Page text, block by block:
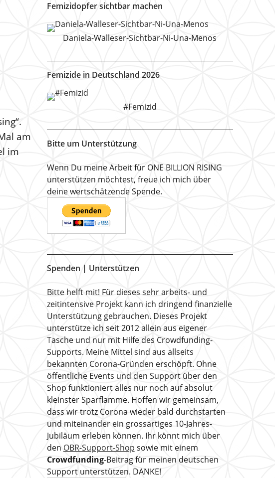
am
im
Femizidopfer sichtbar machen
Daniela-Walleser-Sichtbar-Ni-Una-Menos
Femizide in Deutschland 2026
#Femizid
Bitte um Unterstützung
Wenn Du meine Arbeit für ONE BILLION RISING
unterstützen möchtest, freue ich mich über
deine wertschätzende Spende.
Spenden | Unterstützen
Bitte helft mit! Für dieses sehr arbeits- und
zeitintensive Projekt kann ich dringend finanzielle
Unterstützung gebrauchen. Dieses Projekt
unterstütze ich seit 2012 allein aus eigener
Tasche und nur mit Hilfe des Crowdfunding-
Supports. Meine Mittel sind aus allseits
bekannten Corona-Gründen erschöpft. Ohne
öffentliche Events und den Support über den
Shop funktioniert alles nur noch auf absolut
kleinster Sparflamme. Hoffen wir gemeinsam,
dass wir trotz Corona wieder bald durchstarten
und miteinander ein grossartiges 10-Jahres-
Jubiläum erleben können. Ihr könnt mich über
den OBR-Support-Shop sowie mit einem
Crowdfunding-Beitrag für meinen deutschen
Support unterstützen. DANKE!